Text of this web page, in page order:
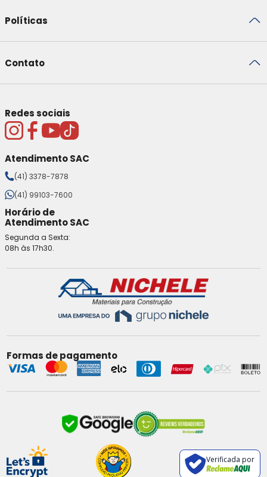
Políticas
Contato
Redes sociais
Atendimento SAC
(41) 3378-7878
(41) 99103-7600
Horário de
Atendimento SAC
Segunda a Sexta:
08h às 17h30.
Formas de pagamento
Verificada por